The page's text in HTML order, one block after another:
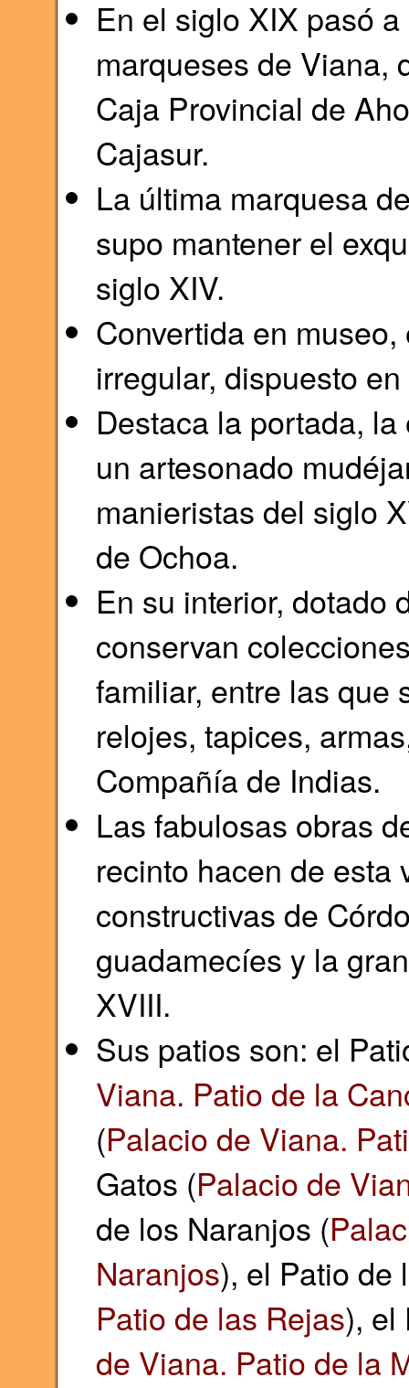
En el siglo XIX pasó
marqueses de Viana,
Caja Provincial de
Cajasur.
La última marquesa
supo mantener el
siglo XIV.
Convertida en
irregular, dispuesto
Destaca la portada,
un artesonado
manieristas del siglo
de Ochoa.
En su interior, dotado
conservan
familiar, entre las que
relojes, tapices,
Compañía de Indias.
Las fabulosas obras
recinto hacen de esta
constructivas de
guadamecíes y la
XVIII.
Sus patios son: el
Viana. Patio de la
(Palacio de Viana.
Gatos (Palacio de
de los Naranjos (
Naranjos), el Patio de
Patio de las Rejas), el
de Viana. Patio de la